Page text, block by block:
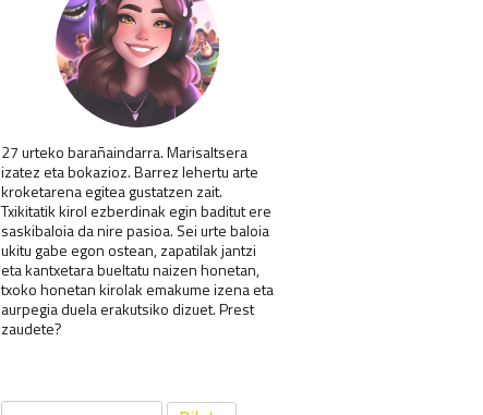
27 urteko barañaindarra. Marisaltsera
izatez eta bokazioz. Barrez lehertu arte
kroketarena egitea gustatzen zait.
Txikitatik kirol ezberdinak egin baditut ere
saskibaloia da nire pasioa. Sei urte baloia
ukitu gabe egon ostean, zapatilak jantzi
eta kantxetara bueltatu naizen honetan,
txoko honetan kirolak emakume izena eta
aurpegia duela erakutsiko dizuet. Prest
zaudete?
Bilatu: